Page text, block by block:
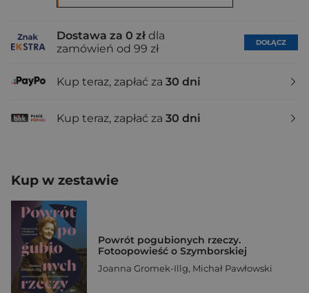
Dostawa za 0 zł dla
zamówień od 99 zł
DOŁĄCZ
Kup teraz, zapłać za 30 dni
Kup teraz, zapłać za 30 dni
Kup w zestawie
Powrót pogubionych rzeczy.
Fotoopowieść o Szymborskiej
Joanna Gromek-Illg, Michał Pawłowski